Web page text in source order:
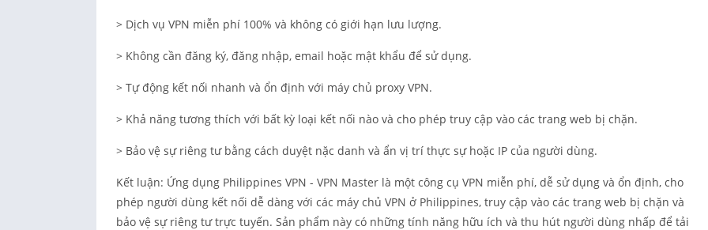
Công cụ
Trình phát
chỉnh sửa
> Dịch vụ VPN miễn phí 100% và không có giới hạn lưu lượng.
> Không cần đăng ký, đăng nhập, email hoặc mật khẩu để sử dụng.
> Tự động kết nối nhanh và ổn định với máy chủ proxy VPN.
> Khả năng tương thích với bất kỳ loại kết nối nào và cho phép truy cập vào các trang web bị chặn.
> Bảo vệ sự riêng tư bằng cách duyệt nặc danh và ẩn vị trí thực sự hoặc IP của người dùng.
Kết luận: Ứng dụng Philippines VPN - VPN Master là một công cụ VPN miễn phí, dễ sử dụng và ổn định, cho
phép người dùng kết nối dễ dàng với các máy chủ VPN ở Philippines, truy cập vào các trang web bị chặn và
bảo vệ sự riêng tư trực tuyến. Sản phẩm này có những tính năng hữu ích và thu hút người dùng nhấp để tải